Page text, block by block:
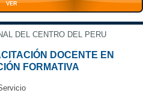
VER
DEL CENTRO DEL PERU
DOCENTE EN
FORMATIVA